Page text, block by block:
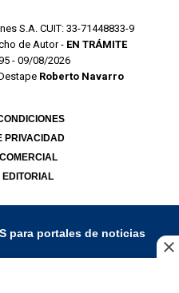
S.A. CUIT: 33-71448833-9
de Autor - EN TRÁMITE
- 09/08/2026
Roberto Navarro
PRIVACIDAD
EDITORIAL
para portales de noticias